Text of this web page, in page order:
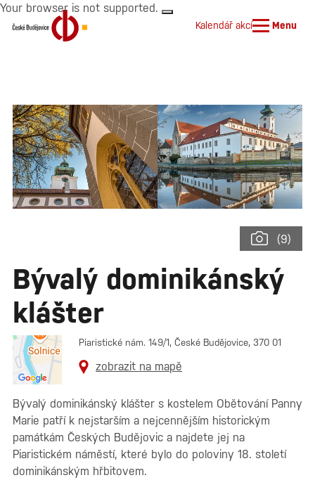
Your browser is not supported.
Kalendář akcí Menu
(9)
Bývalý dominikánský
klášter
Piaristické nám. 149/1, České Budějovice, 370 01
zobrazit na mapě
Bývalý dominikánský klášter s kostelem Obětování Panny
Marie patří k nejstarším a nejcennějším historickým
památkám Českých Budějovic a najdete jej na
Piaristickém náměstí, které bylo do poloviny 18. století
dominikánským hřbitovem.